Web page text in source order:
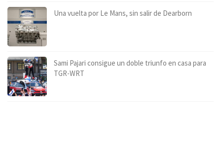
Una vuelta por Le Mans, sin salir de Dearborn
Sami Pajari consigue un doble triunfo en casa para
TGR-WRT